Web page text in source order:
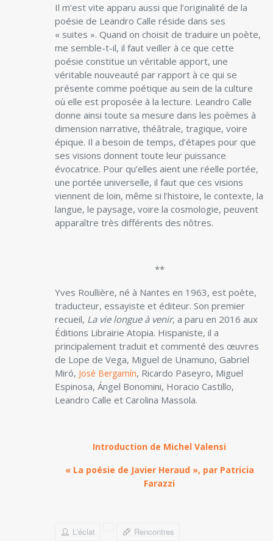
Il m’est vite apparu aussi que l’originalité de la
poésie de Leandro Calle réside dans ses
« suites ». Quand on choisit de traduire un poète,
me semble-t-il, il faut veiller à ce que cette
poésie constitue un véritable apport, une
véritable nouveauté par rapport à ce qui se
présente comme poétique au sein de la culture
où elle est proposée à la lecture. Leandro Calle
donne ainsi toute sa mesure dans les poèmes à
dimension narrative, théâtrale, tragique, voire
épique. Il a besoin de temps, d’étapes pour que
ses visions donnent toute leur puissance
évocatrice. Pour qu’elles aient une réelle portée,
une portée universelle, il faut que ces visions
viennent de loin, même si l’histoire, le contexte, la
langue, le paysage, voire la cosmologie, peuvent
apparaître très différents des nôtres.
**
Yves Roullière, né à Nantes en 1963, est poète,
traducteur, ­essayiste et éditeur. Son premier
recueil, La vie longue à venir, a paru en 2016 aux
Éditions Librairie Atopia. Hispaniste, il a
principalement traduit et commenté des œuvres
de Lope de Vega, Miguel de Unamuno, Gabriel
Miró, José Bergamín, Ricardo Paseyro, Miguel
Espinosa, Ángel Bonomini, Horacio Castillo,
Leandro Calle et Carolina Massola.
Introduction de Michel Valensi
« La poésie de Javier Heraud », par Patricia
Farazzi
L'éclat Rencontres